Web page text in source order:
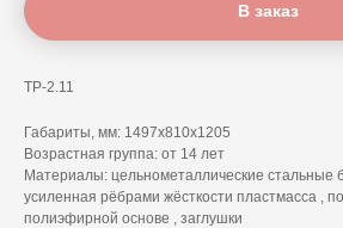
В заказ
ТР-2.11
Габариты, мм: 1497х810х1205
Возрастная группа: от 14 лет
Материалы: цельнометаллические стальные
усиленная рёбрами жёсткости пластмасса ,
полиэфирной основе , заглушки